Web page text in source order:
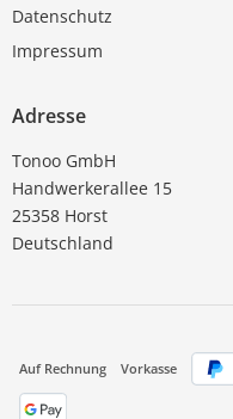
Datenschutz
Impressum
Adresse
Tonoo GmbH
Handwerkerallee 15
25358 Horst
Deutschland
Auf Rechnung
Vorkasse